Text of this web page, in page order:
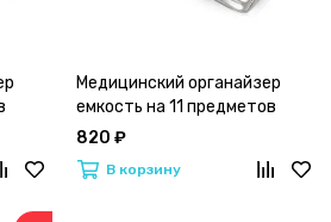
Медицинский органайзер
емкость на 11 предметов
(медсталь)
820 ₽
В корзину